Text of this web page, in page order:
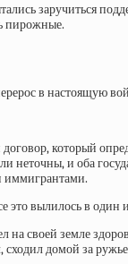
заручиться
пирожные.
в настоящую
который
неточны, и оба
иммигрантами.
это вылилось в один
своей земле
домой за